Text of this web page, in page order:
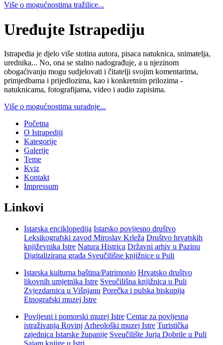
Više o mogućnostima tražilice...
Uređujte Istrapediju
Istrapedia je djelo više stotina autora, pisaca natuknica, snimatelja,
urednika... No, ona se stalno nadograđuje, a u njezinom
obogaćivanju mogu sudjelovati i čitatelji svojim komentarima,
primjedbama i prijedlozima, kao i konkretnim prilozima -
natuknicama, fotografijama, video i audio zapisima.
Više o mogućnostima suradnje...
Početna
O Istrapediji
Kategorije
Galerije
Teme
Kviz
Kontakt
Impressum
Linkovi
Istarska enciklopedija Istarsko povijesno društvo
Leksikografski zavod Miroslav Krleža Društvo hrvatskih
književnika Istre Natura Histrica Državni arhiv u Pazinu
Digitalizirana građa Sveučilišne knjižnice u Puli
Istarska kulturna baština/Patrimonio Hrvatsko društvo
likovnih umjetnika Istre Sveučilišna knjižnica u Puli
Zvjezdarnica u Višnjanu Porečka i pulska biskupija
Etnografski muzej Istre
Povijesni i pomorski muzej Istre Centar za povijesna
istraživanja Rovinj Arheološki muzej Istre Turistička
zajednica Istarske županije Sveučilište Jurja Dobrile u Puli